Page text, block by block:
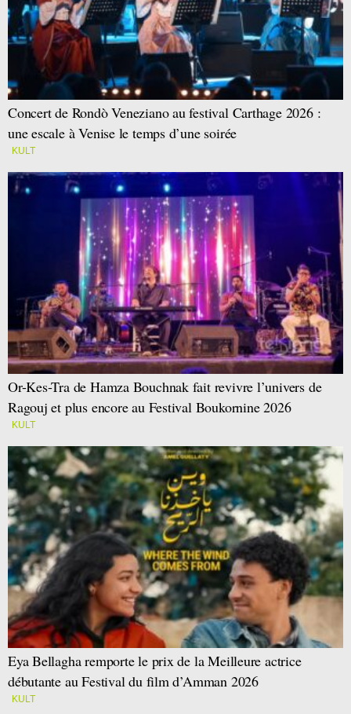
Concert de Rondò Veneziano au festival Carthage 2026 :
une escale à Venise le temps d’une soirée
KULT
Or-Kes-Tra de Hamza Bouchnak fait revivre l’univers de
Ragouj et plus encore au Festival Boukornine 2026
KULT
Eya Bellagha remporte le prix de la Meilleure actrice
débutante au Festival du film d’Amman 2026
KULT